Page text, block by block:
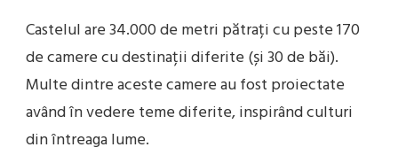
Castelul are 34.000 de metri pătrați cu peste 170
de camere cu destinații diferite (și 30 de băi).
Multe dintre aceste camere au fost proiectate
având în vedere teme diferite, inspirând culturi
din întreaga lume.